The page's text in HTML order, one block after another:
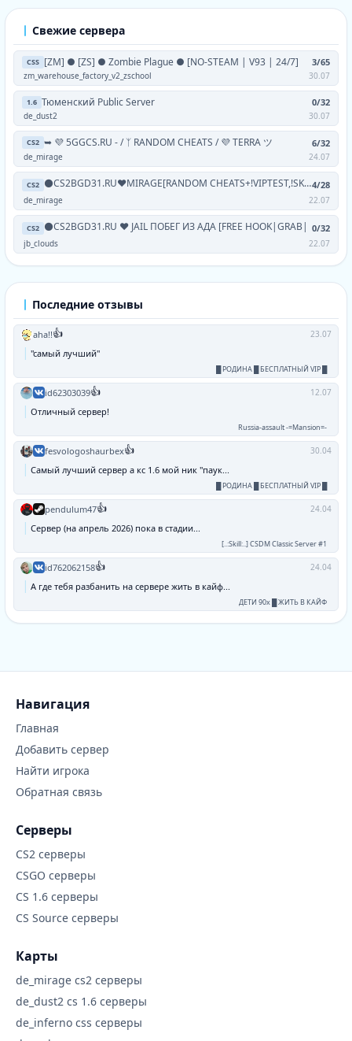
Свежие сервера
CSS [ZM] ● [ZS] ● Zombie Plague ● [NO-STEAM | V93 | 24/7] 3/65
zm_warehouse_factory_v2_zschool 30.07
1.6 Тюменский Public Server 0/32
de_dust2 30.07
CS2 ➥ 💜 5GGCS.RU - / ᛉ RANDOM CHEATS / 💜 TERRA ツ 6/32
de_mirage 24.07
CS2 ⚫CS2BGD31.RU❤MIRAGE[RANDOM CHEATS+!VIPTEST,!SKINS]4/28
de_mirage 22.07
CS2 ⚫CS2BGD31.RU ❤ JAIL ПОБЕГ ИЗ АДА [FREE HOOK|GRAB| 0/32
jb_clouds 22.07
Последние отзывы
aha!!👍 23.07
"самый лучший"
█ РОДИНА █ БЕСПЛАТНЫЙ VIP █
id62303039👍 12.07
Отличный сервер!
Russia-assault -=Mansion=-
fesvologoshaurbex👍 30.04
Самый лучший сервер а кс 1.6 мой ник "паук...
█ РОДИНА █ БЕСПЛАТНЫЙ VIP █
pendulum47👍 24.04
Сервер (на апрель 2026) пока в стадии...
[..:Skill:..] CSDM Classic Server #1
id762062158👍 24.04
А где тебя разбанить на сервере жить в кайф...
ДЕТИ 90х █ ЖИТЬ В КАЙФ
Навигация
Главная
Добавить сервер
Найти игрока
Обратная связь
Серверы
CS2 серверы
CSGO серверы
CS 1.6 серверы
CS Source серверы
Карты
de_mirage cs2 серверы
de_dust2 cs 1.6 серверы
de_inferno css серверы